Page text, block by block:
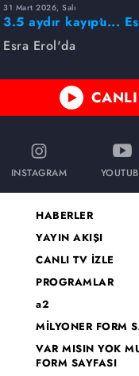
31 Mart 2026, Salı
3.5 aydır kayıptı...
buldu!
Esra Erol'da
INSTAGRAM
HABERLER
YAYIN AKIŞI
CANLI TV İZLE
PROGRAMLAR
a2
MİLYONER FORM
VAR MISIN YOK
FORM SAYFASI